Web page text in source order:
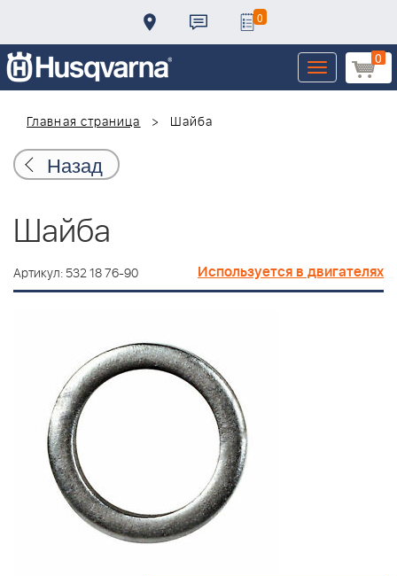
0
0
Toggle
navigation
Главная страница
Шайба
Назад
Шайба
Артикул: 532 18 76-90 Используется в двигателях